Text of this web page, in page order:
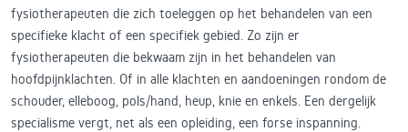
fysiotherapeuten die zich toeleggen op het behandelen van een
specifieke klacht of een specifiek gebied. Zo zijn er
fysiotherapeuten die bekwaam zijn in het behandelen van
hoofdpijnklachten. Of in alle klachten en aandoeningen rondom de
schouder, elleboog, pols/hand, heup, knie en enkels. Een dergelijk
specialisme vergt, net als een opleiding, een forse inspanning.